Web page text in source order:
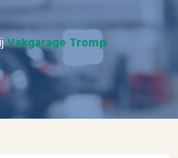
Vakgarage Tromp